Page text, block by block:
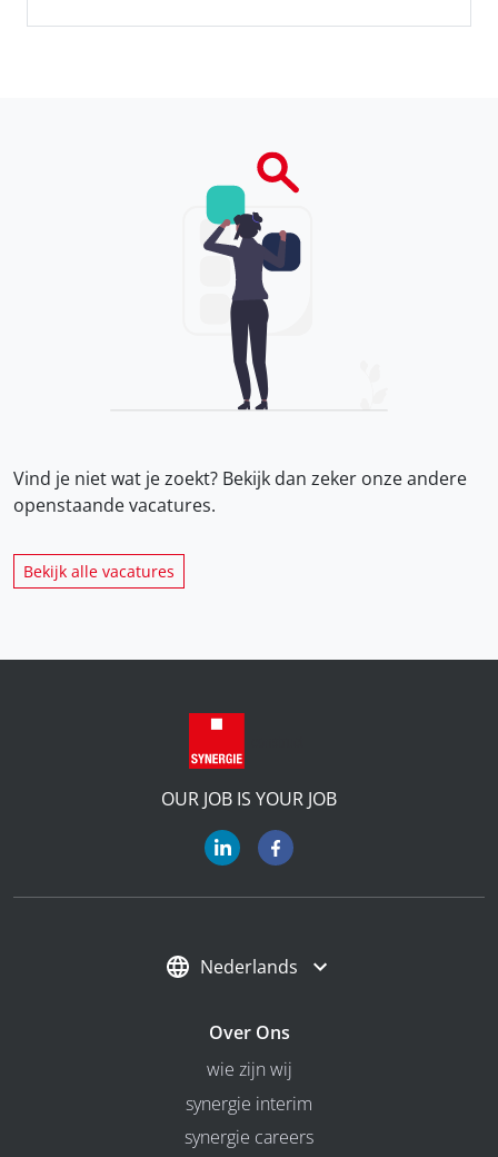
Vind je niet wat je zoekt? Bekijk dan zeker onzeandere
openstaande vacatures.
Bekijk alle vacatures
OUR JOB IS YOUR JOB
Nederlands
Over Ons
wie zijn wij
synergie interim
synergie careers